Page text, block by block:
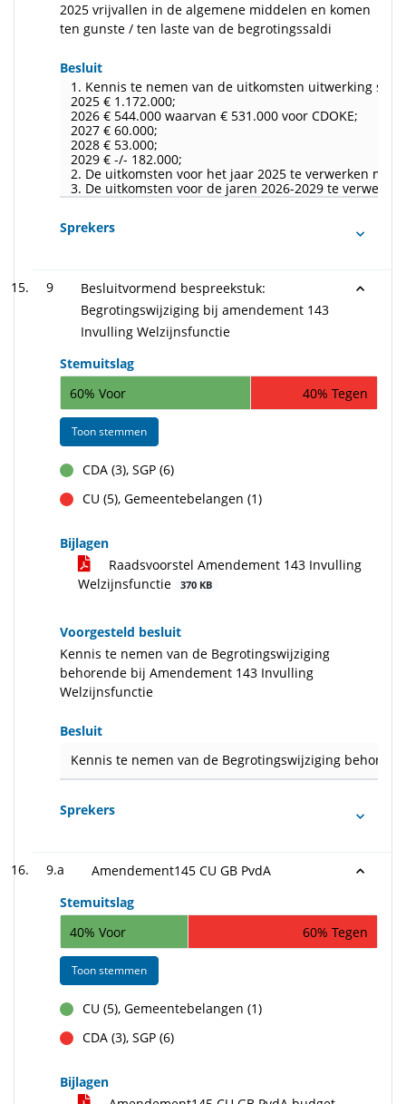
2025 vrijvallen in de algemene middelen en komen
ten gunste / ten laste van de begrotingssaldi
Besluit
1. Kennis te nemen van de uitkomsten uitwerking
2025 € 1.172.000;
2026 € 544.000 waarvan € 531.000 voor CDOKE;
2027 € 60.000;
2028 € 53.000;
2029 € -/- 182.000;
2. De uitkomsten voor het jaar 2025 te verwerken
3. De uitkomsten voor de jaren 2026-2029 te
Sprekers
9
Besluitvormend bespreekstuk:
Begrotingswijziging bij amendement 143
Invulling Welzijnsfunctie
Stemuitslag
60% Voor
40% Tegen
Toon stemmen
voor
CDA (3), SGP (6)
tegen
CU (5), Gemeentebelangen (1)
Bijlagen
Raadsvoorstel Amendement 143 Invulling
Welzijnsfunctie
370 KB
Voorgesteld besluit
Kennis te nemen van de Begrotingswijziging
behorende bij Amendement 143 Invulling
Welzijnsfunctie
Besluit
Kennis te nemen van de Begrotingswijziging
Sprekers
9.a
Amendement145 CU GB PvdA
Stemuitslag
40% Voor
60% Tegen
Toon stemmen
voor
CU (5), Gemeentebelangen (1)
tegen
CDA (3), SGP (6)
Bijlagen